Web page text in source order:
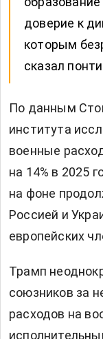
доверие к
которым
сказал
По данным
института
военные
на 14% в 2025
на фоне
Россией и
европейских
Трамп
союзников за
расходов на